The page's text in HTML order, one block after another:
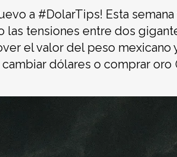
a #DolarTips! Esta
las tensiones entre dos
el valor del peso
dólares o comprar oro